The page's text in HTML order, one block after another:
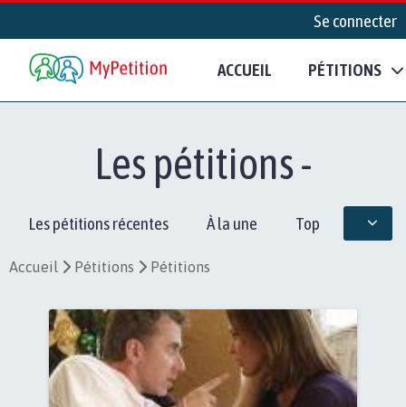
Se connecter
ACCUEIL PÉTITIONS
Les pétitions -
Les pétitions récentes À la une Top
Accueil Pétitions Pétitions